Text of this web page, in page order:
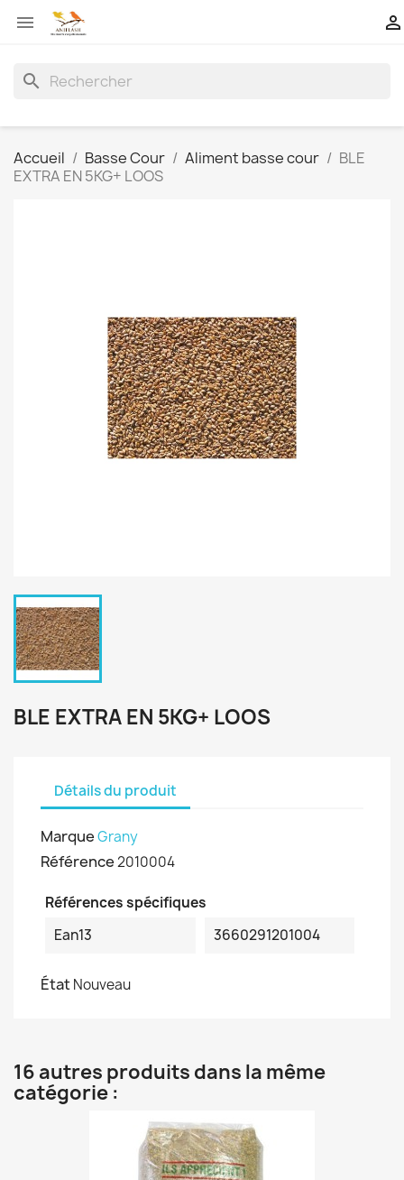
 
search
Accueil Basse Cour Aliment basse cour
BLE
EXTRA EN 5KG+ LOOS
BLE EXTRA EN 5KG+ LOOS
Détails du produit
MarqueGrany
Référence2010004
Références spécifiques
Ean13
3660291201004
ÉtatNouveau
16 autres produits dans la même
catégorie :